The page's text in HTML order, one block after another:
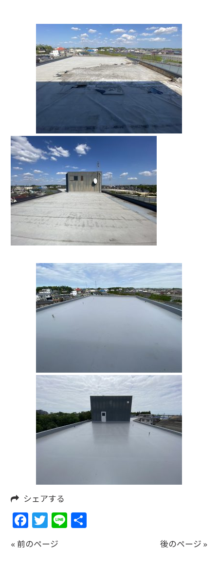
シェアする
Facebook
Twitter
Line
« 前のページ 後のページ »